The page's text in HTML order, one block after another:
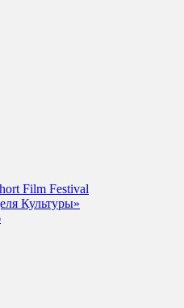
Film Festival
Культуры»